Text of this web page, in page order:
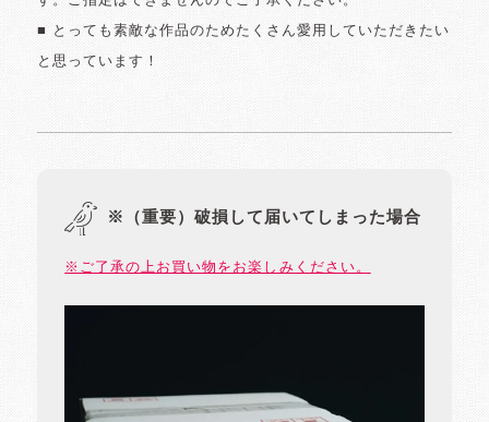
■ とっても素敵な作品のためたくさん愛用していただきたい
と思っています！
※（重要）破損して届いてしまった場合
※ご了承の上お買い物をお楽しみください。